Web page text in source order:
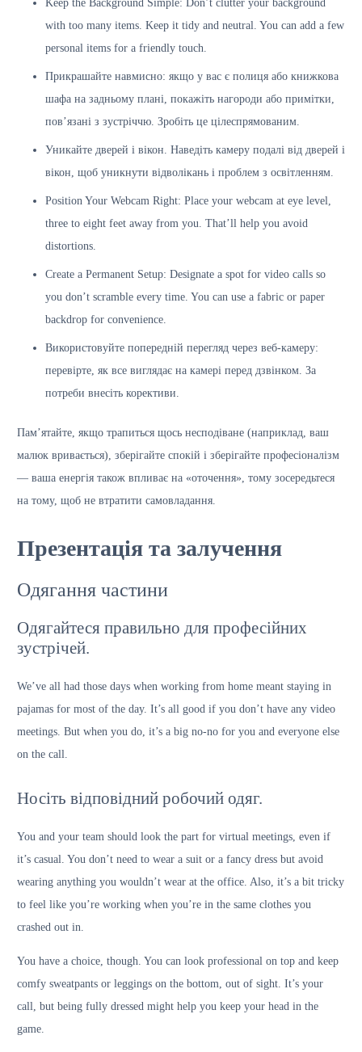
Keep the Background Simple: Don’t clutter your background
with too many items. Keep it tidy and neutral. You can add a few
personal items for a friendly touch.
Прикрашайте навмисно: якщо у вас є полиця або книжкова
шафа на задньому плані, покажіть нагороди або примітки,
пов’язані з зустріччю. Зробіть це цілеспрямованим.
Уникайте дверей і вікон. Наведіть камеру подалі від дверей і
вікон, щоб уникнути відволікань і проблем з освітленням.
Position Your Webcam Right: Place your webcam at eye level,
three to eight feet away from you. That’ll help you avoid
distortions.
Create a Permanent Setup: Designate a spot for video calls so
you don’t scramble every time. You can use a fabric or paper
backdrop for convenience.
Використовуйте попередній перегляд через веб-камеру:
перевірте, як все виглядає на камері перед дзвінком. За
потреби внесіть корективи.
Пам’ятайте, якщо трапиться щось несподіване (наприклад, ваш
малюк вривається), зберігайте спокій і зберігайте професіоналізм
— ваша енергія також впливає на «оточення», тому зосередьтеся
на тому, щоб не втратити самовладання.
Презентація та залучення
Одягання частини
Одягайтеся правильно для професійних
зустрічей.
We’ve all had those days when working from home meant staying in
pajamas for most of the day. It’s all good if you don’t have any video
meetings. But when you do, it’s a big no-no for you and everyone else
on the call.
Носіть відповідний робочий одяг.
You and your team should look the part for virtual meetings, even if
it’s casual. You don’t need to wear a suit or a fancy dress but avoid
wearing anything you wouldn’t wear at the office. Also, it’s a bit tricky
to feel like you’re working when you’re in the same clothes you
crashed out in.
You have a choice, though. You can look professional on top and keep
comfy sweatpants or leggings on the bottom, out of sight. It’s your
call, but being fully dressed might help you keep your head in the
game.